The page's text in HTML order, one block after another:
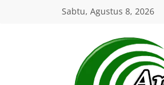
Sabtu, Agustus 8, 2026